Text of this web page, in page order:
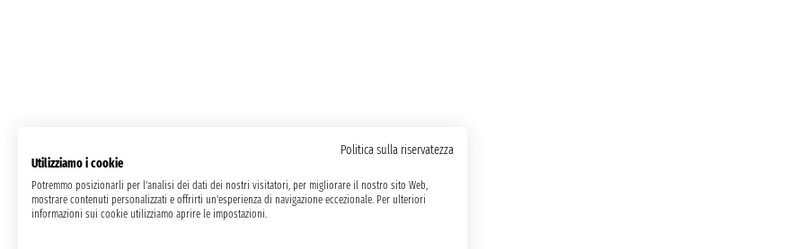
Politica sulla riservatezza
Utilizziamo i cookie
Potremmo posizionarli per l'analisi dei dati dei nostri visitatori, per migliorare il nostro sito Web,
mostrare contenuti personalizzati e offrirti un'esperienza di navigazione eccezionale. Per ulteriori
informazioni sui cookie utilizziamo aprire le impostazioni.